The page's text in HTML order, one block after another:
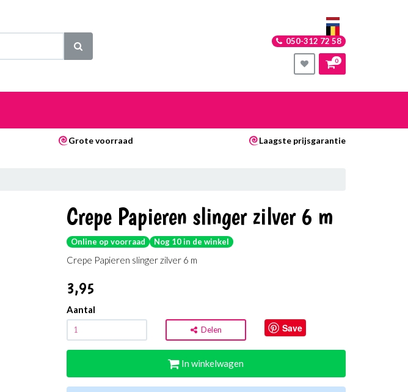
050-312 72 58
0
Grote voorraad Laagste prijsgarantie
Crepe Papieren slinger zilver 6 m
Online op voorraad Nog 10 in de winkel
Crepe Papieren slinger zilver 6 m
3,95
Aantal
Delen Save
In winkelwagen